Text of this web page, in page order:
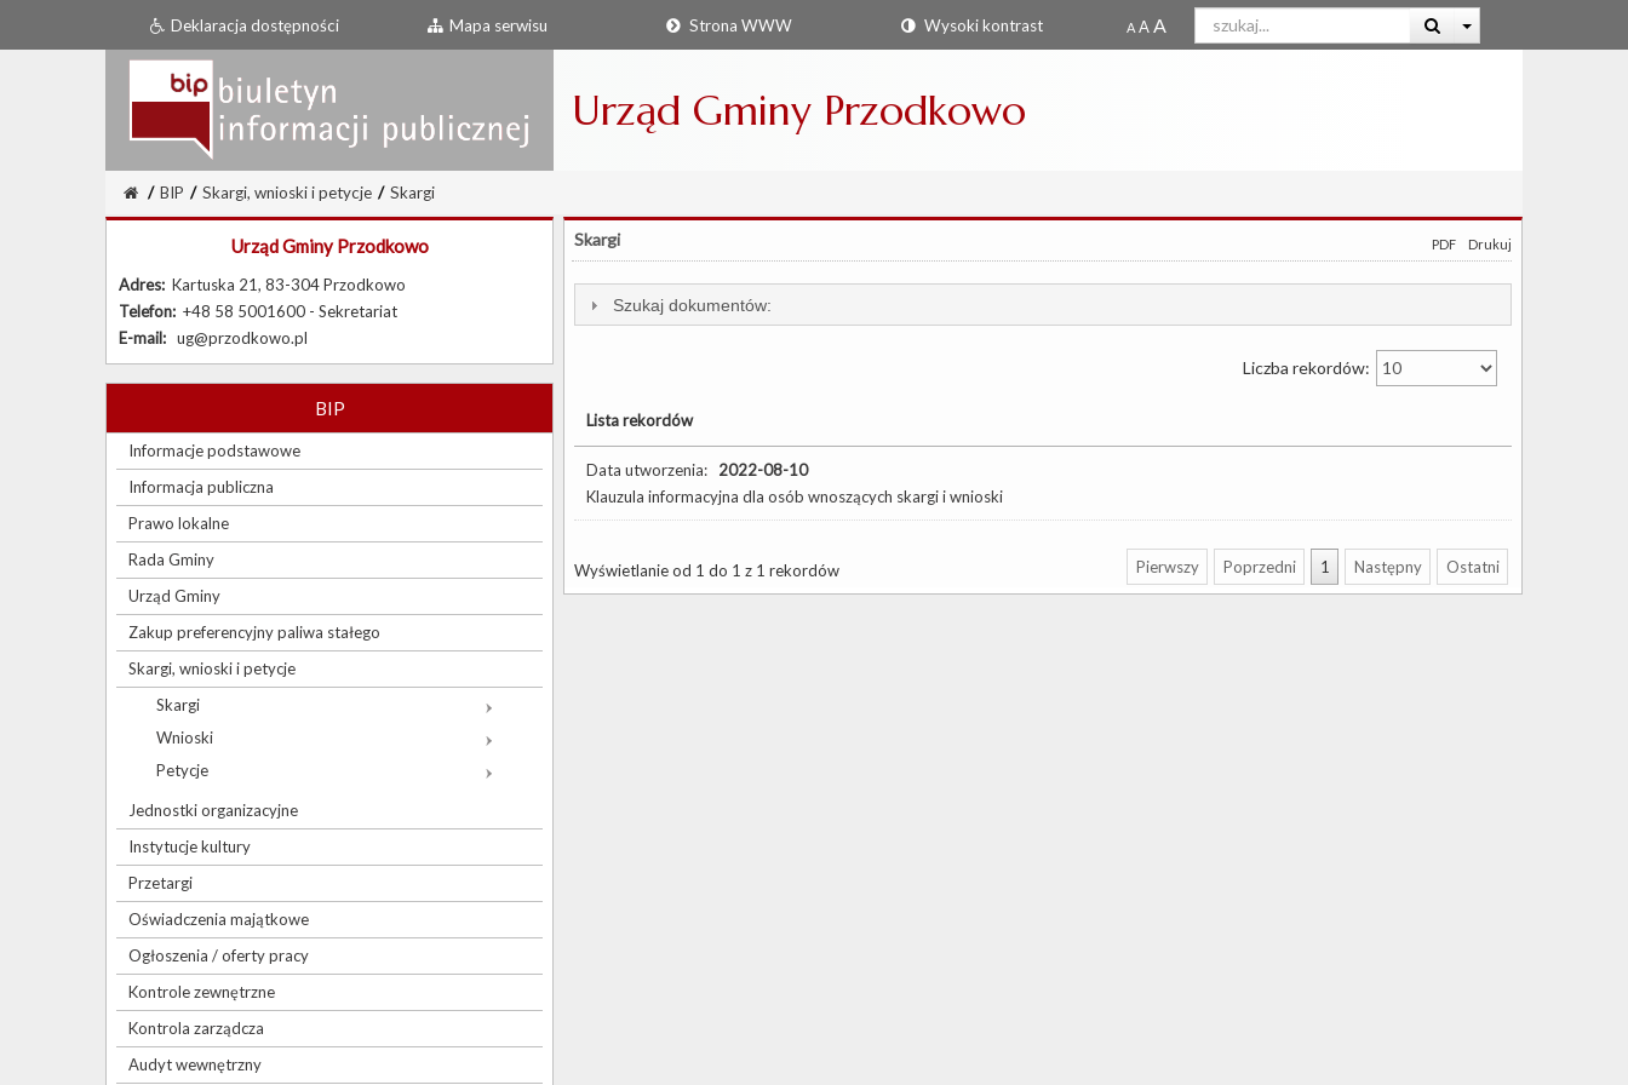
Deklaracja dostępności Mapa serwisu Strona WWW Wysoki kontrast
Urząd Gminy Przodkowo
/ BIP / Skargi, wnioski i petycje / Skargi
Urząd Gminy Przodkowo
Adres: Kartuska 21, 83-304 Przodkowo
Telefon: +48 58 5001600 - Sekretariat
E-mail: ug@przodkowo.pl
BIP
Informacje podstawowe
Informacja publiczna
Prawo lokalne
Rada Gminy
Urząd Gminy
Zakup preferencyjny paliwa stałego
Skargi, wnioski i petycje
Skargi
Wnioski
Petycje
Jednostki organizacyjne
Instytucje kultury
Przetargi
Oświadczenia majątkowe
Ogłoszenia / oferty pracy
Kontrole zewnętrzne
Kontrola zarządcza
Audyt wewnętrzny
Drukuj
PDF
Skargi
Szukaj dokumentów:
Liczba rekordów:
Lista rekordów
Data utworzenia: 2022-08-10
Klauzula informacyjna dla osób wnoszących skargi i wnioski
Wyświetlanie od 1 do 1 z 1 rekordów Pierwszy Poprzedni 1 Następny Ostatni